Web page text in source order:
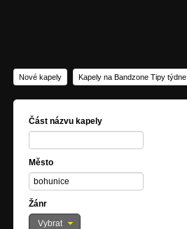
Nové kapely Kapely na Bandzone Tipy týdne
Část názvu kapely
Město
Žánr
Vybrat